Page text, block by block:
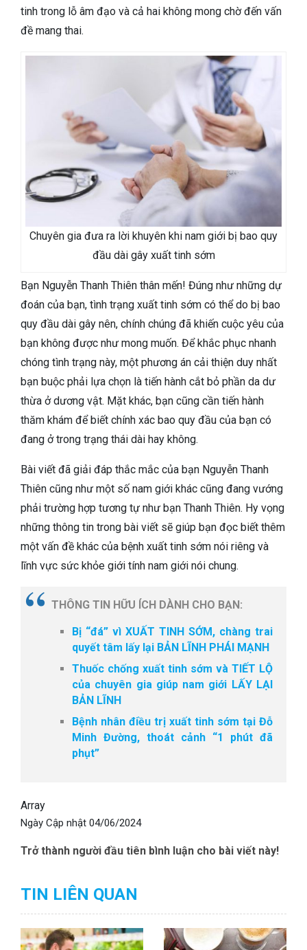
tinh trong lỗ âm đạo và cả hai không mong chờ đến vấn
đề mang thai.
Chuyên gia đưa ra lời khuyên khi nam giới bị bao quy
đầu dài gây xuất tinh sớm
Bạn Nguyễn Thanh Thiên thân mến! Đúng như những dự
đoán của bạn, tình trạng xuất tinh sớm có thể do bị bao
quy đầu dài gây nên, chính chúng đã khiến cuộc yêu của
bạn không được như mong muốn. Để khắc phục nhanh
chóng tình trạng này, một phương án cải thiện duy nhất
bạn buộc phải lựa chọn là tiến hành cắt bỏ phần da dư
thừa ở dương vật. Mặt khác, bạn cũng cần tiến hành
thăm khám để biết chính xác bao quy đầu của bạn có
đang ở trong trạng thái dài hay không.
Bài viết đã giải đáp thắc mắc của bạn Nguyễn Thanh
Thiên cũng như một số nam giới khác cũng đang vướng
phải trường hợp tương tự như bạn Thanh Thiên. Hy vọng
những thông tin trong bài viết sẽ giúp bạn đọc biết thêm
một vấn đề khác của bệnh xuất tinh sớm nói riêng và
lĩnh vực sức khỏe giới tính nam giới nói chung.
THÔNG TIN HỮU ÍCH DÀNH CHO BẠN:
Bị “đá” vì XUẤT TINH SỚM, chàng trai
quyết tâm lấy lại BẢN LĨNH PHÁI MẠNH
Thuốc chống xuất tinh sớm và TIẾT LỘ
của chuyên gia giúp nam giới LẤY LẠI
BẢN LĨNH
Bệnh nhân điều trị xuất tinh sớm tại Đỗ
Minh Đường, thoát cảnh “1 phút đã
phụt”
Array
Ngày Cập nhật 04/06/2024
Trở thành người đầu tiên bình luận cho bài viết này!
TIN LIÊN QUAN